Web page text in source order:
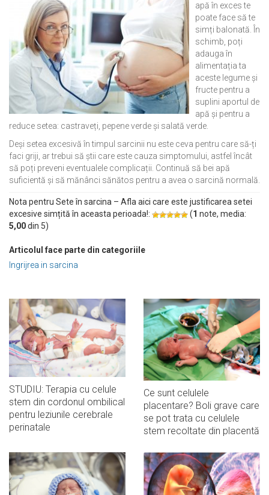
apă în exces te
poate face să te
simți balonată. În
schimb, poți
adauga în
alimentația ta
aceste legume și
fructe pentru a
suplini aportul de
apă și pentru a
reduce setea: castraveți, pepene verde și salată verde.
Deși setea excesivă în timpul sarcinii nu este ceva pentru care să-ți
faci griji, ar trebui să știi care este cauza simptomului, astfel încât
să poți preveni eventualele complicații. Continuă să bei apă
suficientă și să mănânci sănătos pentru a avea o sarcină normală.
Nota pentru Sete în sarcina – Afla aici care este justificarea setei
excesive simțită în aceasta perioada!:
(1 note, media:
5,00din 5)
Articolul face parte din categoriile
Ingrijrea in sarcina
STUDIU: Terapia cu celule
stem din cordonul ombilical
pentru leziunile cerebrale
perinatale
Ce sunt celulele
placentare? Boli grave care
se pot trata cu celulele
stem recoltate din placentă